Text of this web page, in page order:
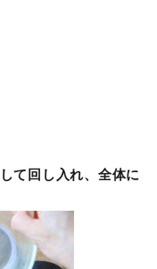
て回し入れ、全体に